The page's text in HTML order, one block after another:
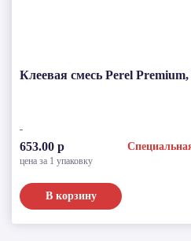
Клеевая смесь Perel Premium,
653.00 р
цена за 1 упаковку
В корзину